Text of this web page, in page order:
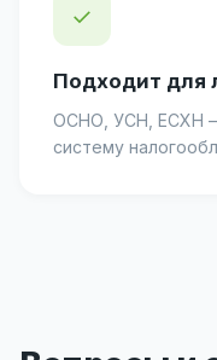
✓
Подходит для
ОСНО, УСН, ЕСХН —
систему